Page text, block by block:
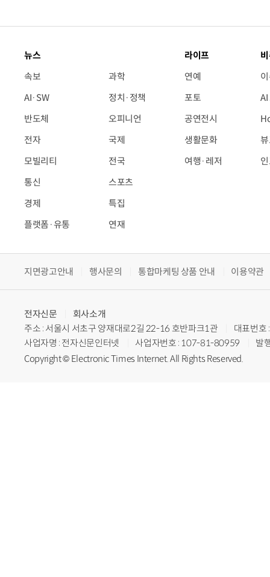
뉴스
속보
AI·SW
반도체
전자
모빌리티
통신
경제
플랫폼·유통
과학
정치·정책
오피니언
국제
전국
스포츠
특집
연재
라이프
연예
포토
공연전시
생활문화
여행·레저
지면광고안내 행사문의 통합마케팅 상품 안내 이용약관
전자신문
회사소개
주소 : 서울시 서초구 양재대로2길 22-16 호반파크1관
대표번
사업자명 : 전자신문인터넷
사업자번호 : 107-81-80959
발
Copyright © Electronic Times Internet. All Rights Reserved.